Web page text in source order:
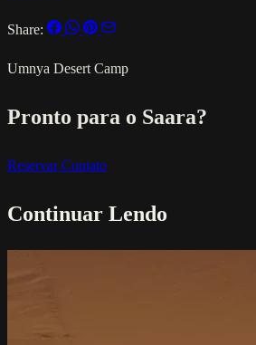
Share:
Umnya Desert Camp
Pronto para o Saara?
ReservarContato
Continuar Lendo